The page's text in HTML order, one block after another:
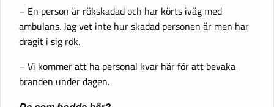
– En person är rökskadad och har körts iväg med
ambulans. Jag vet inte hur skadad personen är men har
dragit i sig rök.
– Vi kommer att ha personal kvar här för att bevaka
branden under dagen.